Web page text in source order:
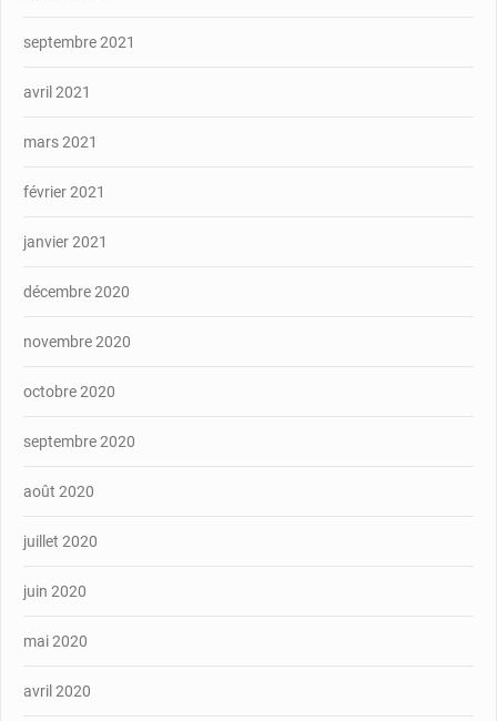
septembre 2021
avril 2021
mars 2021
février 2021
janvier 2021
décembre 2020
novembre 2020
octobre 2020
septembre 2020
août 2020
juillet 2020
juin 2020
mai 2020
avril 2020